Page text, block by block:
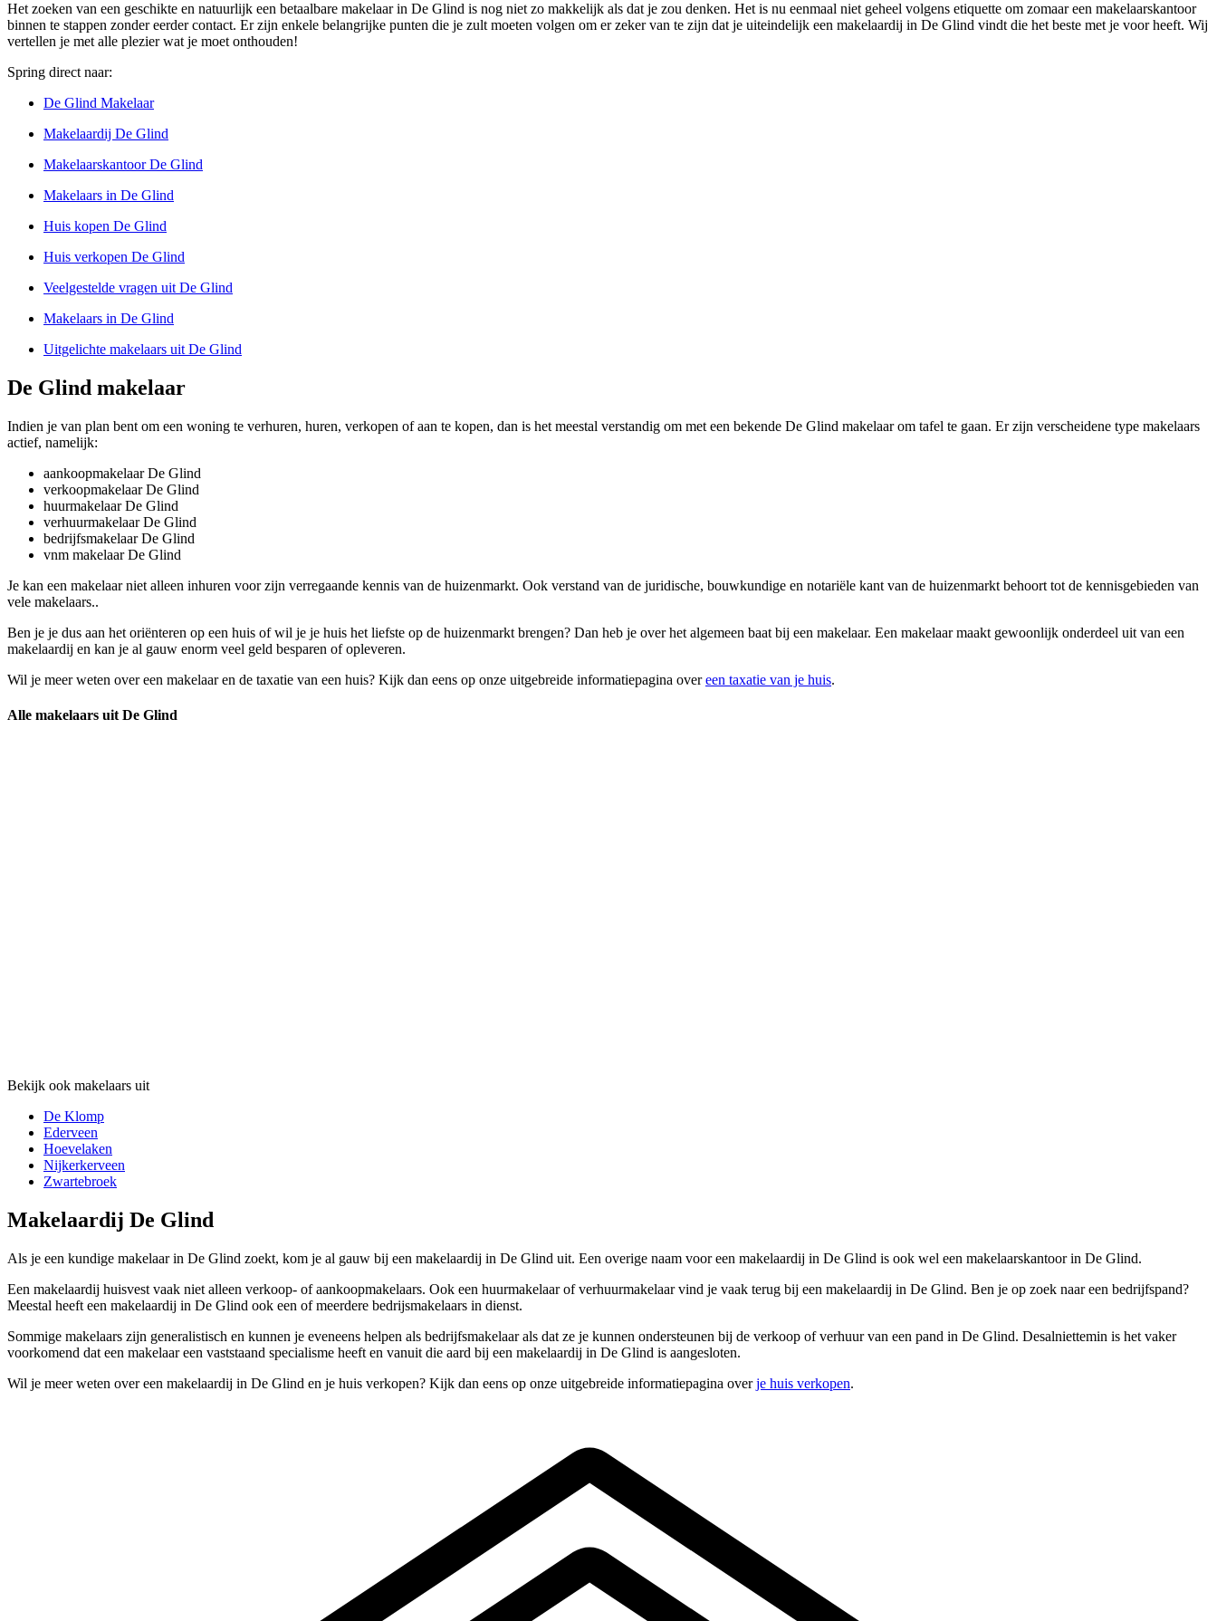
Het zoeken van een geschikte en natuurlijk een betaalbare makelaar in De Glind is nog niet zo makkelijk als dat je zou denken. Het is nu eenmaal niet geheel volgens etiquette om zomaar een makelaarskantoor
binnen te stappen zonder eerder contact. Er zijn enkele belangrijke punten die je zult moeten volgen om er zeker van te zijn dat je uiteindelijk een makelaardij in De Glind vindt die het beste met je voor heeft. Wij
vertellen je met alle plezier wat je moet onthouden!
Spring direct naar:
De Glind Makelaar
Makelaardij De Glind
Makelaarskantoor De Glind
Makelaars in De Glind
Huis kopen De Glind
Huis verkopen De Glind
Veelgestelde vragen uit De Glind
Makelaars in De Glind
Uitgelichte makelaars uit De Glind
De Glind makelaar
Indien je van plan bent om een woning te verhuren, huren, verkopen of aan te kopen, dan is het meestal verstandig om met een bekende De Glind makelaar om tafel te gaan. Er zijn verscheidene type makelaars
actief, namelijk:
aankoopmakelaar De Glind
verkoopmakelaar De Glind
huurmakelaar De Glind
verhuurmakelaar De Glind
bedrijfsmakelaar De Glind
vnm makelaar De Glind
Je kan een makelaar niet alleen inhuren voor zijn verregaande kennis van de huizenmarkt. Ook verstand van de juridische, bouwkundige en notariële kant van de huizenmarkt behoort tot de kennisgebieden van
vele makelaars..
Ben je je dus aan het oriënteren op een huis of wil je je huis het liefste op de huizenmarkt brengen? Dan heb je over het algemeen baat bij een makelaar. Een makelaar maakt gewoonlijk onderdeel uit van een
makelaardij en kan je al gauw enorm veel geld besparen of opleveren.
Wil je meer weten over een makelaar en de taxatie van een huis? Kijk dan eens op onze uitgebreide informatiepagina overeen taxatie van je huis.
Alle makelaars uit De Glind
Bekijk ook makelaars uit
De Klomp
Ederveen
Hoevelaken
Nijkerkerveen
Zwartebroek
Makelaardij De Glind
Als je een kundige makelaar in De Glind zoekt, kom je al gauw bij een makelaardij in De Glind uit. Een overige naam voor een makelaardij in De Glind is ook wel een makelaarskantoor in De Glind.
Een makelaardij huisvest vaak niet alleen verkoop- of aankoopmakelaars. Ook een huurmakelaar of verhuurmakelaar vind je vaak terug bij een makelaardij in De Glind. Ben je op zoek naar een bedrijfspand?
Meestal heeft een makelaardij in De Glind ook een of meerdere bedrijsmakelaars in dienst.
Sommige makelaars zijn generalistisch en kunnen je eveneens helpen als bedrijfsmakelaar als dat ze je kunnen ondersteunen bij de verkoop of verhuur van een pand in De Glind. Desalniettemin is het vaker
voorkomend dat een makelaar een vaststaand specialisme heeft en vanuit die aard bij een makelaardij in De Glind is aangesloten.
Wil je meer weten over een makelaardij in De Glind en je huis verkopen? Kijk dan eens op onze uitgebreide informatiepagina overje huis verkopen.